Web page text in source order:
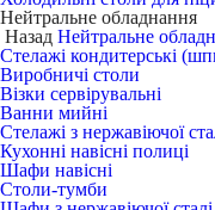
Нейтральне обладнання
Назад Нейтральне
Стелажі кондитерські
Виробничі столи
Візки сервірувальні
Ванни мийні
Стелажі з нержавіючої
Кухонні навісні полиці
Шафи навісні
Столи-тумби